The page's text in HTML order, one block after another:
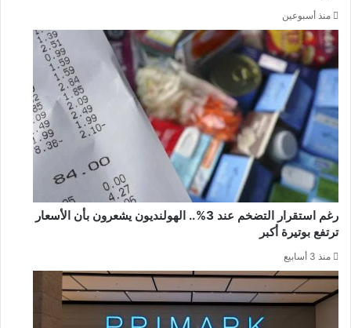
منذ أسبوعين
رغم استقرار التضخم عند 3%.. الهولنديون يشعرون بأن الأسعار
ترتفع بوتيرة أكبر
منذ 3 أسابيع